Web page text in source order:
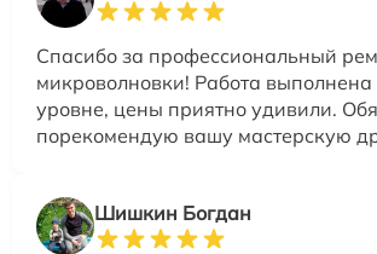
Спасибо за профессиональный
микроволновки! Работа
уровне, цены приятно удивили.
порекомендую вашу мастерскую
Шишкин Богдан